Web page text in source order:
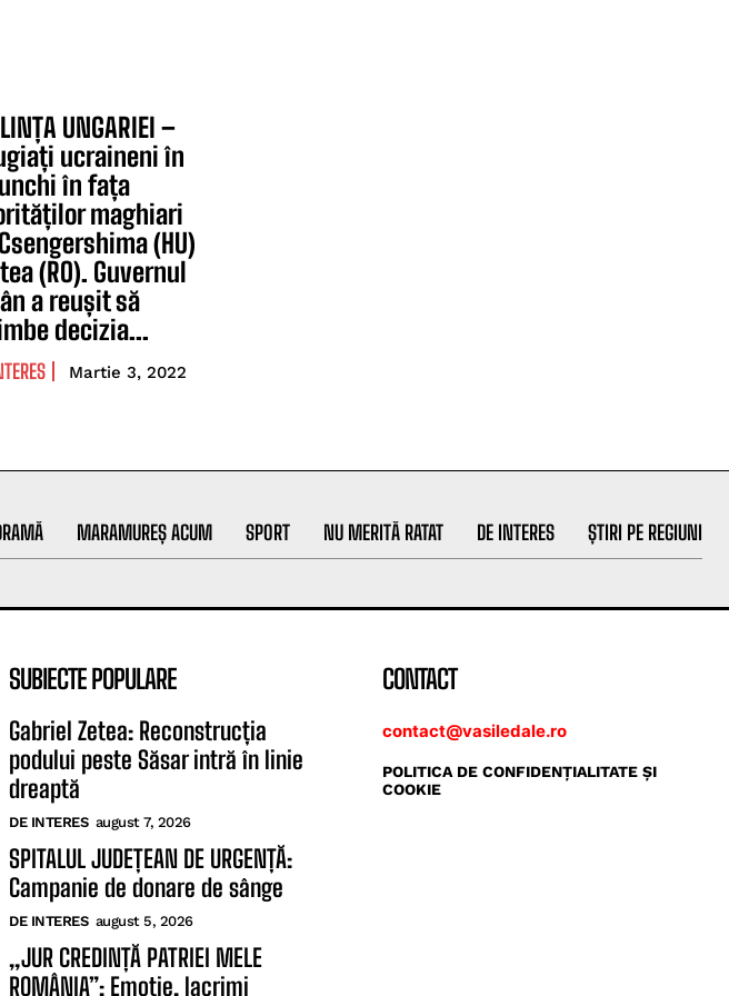
UNGARIEI –
ucraineni în
în fața
maghiari
(HU)
(RO). Guvernul
a reușit să
decizia...
Martie 3, 2022
MARAMUREȘ ACUM SPORT NU MERITĂ RATAT DE INTERES ȘTIRI PE REGIUNI
SUBIECTE POPULARE
Gabriel Zetea: Reconstrucția
podului peste Săsar intră în linie
dreaptă
DE INTERES august 7, 2026
SPITALUL JUDEȚEAN DE URGENȚĂ:
Campanie de donare de sânge
DE INTERES august 5, 2026
„JUR CREDINȚĂ PATRIEI MELE
ROMÂNIA”: Emoție, lacrimi
CONTACT
contact@vasiledale.ro
POLITICA DE CONFIDENŢIALITATE ŞI
COOKIE